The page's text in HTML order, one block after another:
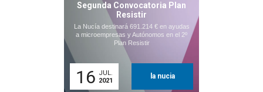
Segunda Convocatoria Plan
Resistir
La Nucía destinará 691.214 € en ayudas
a microempresas y Autónomos en el 2º
Plan Resistir
16 JUL.
2021
la nucia